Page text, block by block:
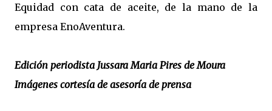
Equidad con cata de aceite, de la mano de la
empresa EnoAventura.
Edición periodista Jussara Maria Pires de Moura
Imágenes cortesía de asesoría de prensa